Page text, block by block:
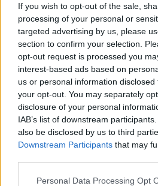
If you wish to opt-out of the sale,
processing of your personal or
targeted advertising by us, please
section to confirm your selection.
opt-out request is processed you
interest-based ads based on
us or personal information
your opt-out. You may separately
disclosure of your personal
IAB’s list of downstream
also be disclosed by us to third
Downstream Participants that may
Please note that this website/app
Personal Data Processing Opt
Ελληνική Αναπτυξιακή
Τράπεζα: Με «προίκα» 2
δισ. ευρώ ανοίγει δρόμο για
δάνεια έως 5 δισ. σε
μικρομεσαίες